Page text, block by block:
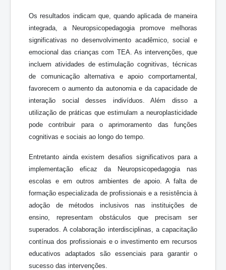
Os resultados indicam que, quando aplicada de maneira
integrada, a Neuropsicopedagogia promove melhoras
significativas no desenvolvimento acadêmico, social e
emocional das crianças com TEA. As intervenções, que
incluem atividades de estimulação cognitivas, técnicas
de comunicação alternativa e apoio comportamental,
favorecem o aumento da autonomia e da capacidade de
interação social desses indivíduos. Além disso a
utilização de práticas que estimulam a neuroplasticidade
pode contribuir para o aprimoramento das funções
cognitivas e sociais ao longo do tempo.
Entretanto ainda existem desafios significativos para a
implementação eficaz da Neuropsicopedagogia nas
escolas e em outros ambientes de apoio. A falta de
formação especializada de profissionais e a resistência à
adoção de métodos inclusivos nas instituições de
ensino, representam obstáculos que precisam ser
superados. A colaboração interdisciplinas, a capacitação
contínua dos profissionais e o investimento em recursos
educativos adaptados são essenciais para garantir o
sucesso das intervenções.